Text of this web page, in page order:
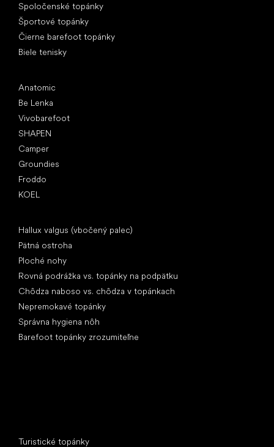
Spoločenské topánky
Športové topánky
Čierne barefoot topánky
Biele tenisky
Anatomic
Be Lenka
Vivobarefoot
SHAPEN
Camper
Groundies
Froddo
KOEL
Hallux valgus (vbočený palec)
Pätná ostroha
Ploché nohy
Rovná podrážka vs. topánky na podpätku
Chôdza naboso vs. chôdza v topánkach
Nepremokavé topánky
Správna hygiena nôh
Barefoot topánky zrozumiteľne
Turistické topánky